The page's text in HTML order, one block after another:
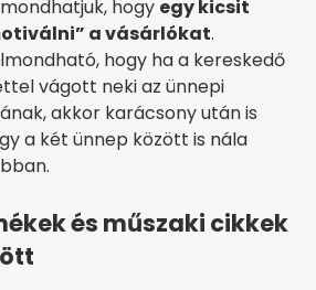
hogy egy kicsit
a vásárlókat.
hogy ha a kereskedő
vágott neki az ünnepi
akkor karácsony után is
a két ünnep között is nála
és műszaki cikkek